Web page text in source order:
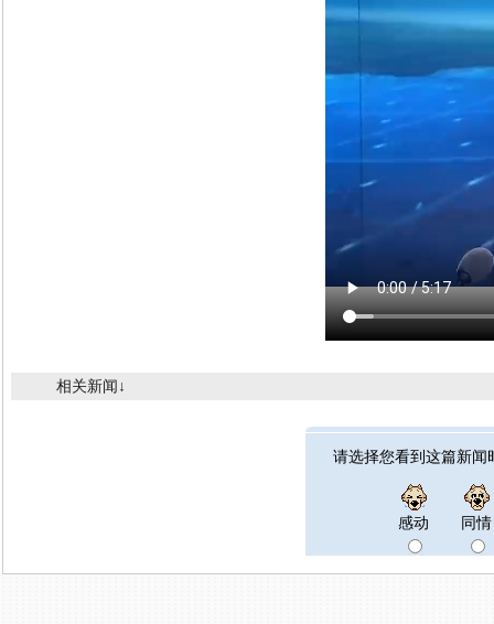
相关新闻↓
请选择您看到这篇新闻
感动 同情